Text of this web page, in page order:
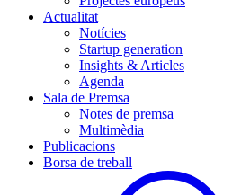
Actualitat
Notícies
Startup generation
Insights & Articles
Agenda
Sala de Premsa
Notes de premsa
Multimèdia
Publicacions
Borsa de treball